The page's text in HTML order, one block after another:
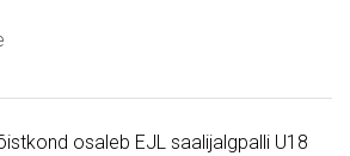
osaleb EJL saalijalgpalli U18